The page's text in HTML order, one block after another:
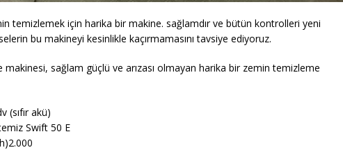
temizlemek için harika bir makine. sağlamdır ve bütün kontrolleri yeni
bu makineyi kesinlikle kaçırmamasını tavsiye ediyoruz.
makinesi, sağlam güçlü ve arızası olmayan harika bir zemin temizleme
(sıfır akü)
Swift 50 E